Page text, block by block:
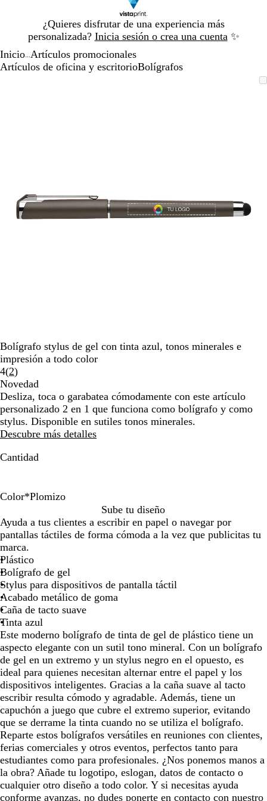
¿Quieres disfrutar de una experiencia más
personalizada? Inicia sesión o crea una cuenta ✨
1
Inicio Artículos promocionales
Artículos de oficina y escritorioBolígrafos
alejar
y
Bolígrafo stylus de gel con tinta azul, tonos minerales e
impresión a todo color
4(2Leer
2
reseñas
)
Novedad
Desliza, toca o garabatea cómodamente con este artículo
personalizado 2 en 1 que funciona como bolígrafo y como
stylus. Disponible en sutiles tonos minerales.
Descubre más detalles
Cantidad
Color*Plomizo
l
a
t
e
a
d
o
o
r
a
d
o
l
o
m
i
z
o
r
o
r
o
s
a
d
o
Sube tu diseño
Ayuda a tus clientes a escribir en papel o navegar por
pantallas táctiles de forma cómoda a la vez que publicitas tu
marca.
Plástico
Bolígrafo de gel
Stylus para dispositivos de pantalla táctil
Acabado metálico de goma
Caña de tacto suave
Tinta azul
Este moderno bolígrafo de tinta de gel de plástico tiene un
aspecto elegante con un sutil tono mineral. Con un bolígrafo
de gel en un extremo y un stylus negro en el opuesto, es
ideal para quienes necesitan alternar entre el papel y los
dispositivos inteligentes. Gracias a la caña suave al tacto
escribir resulta cómodo y agradable. Además, tiene un
capuchón a juego que cubre el extremo superior, evitando
que se derrame la tinta cuando no se utiliza el bolígrafo.
Reparte estos bolígrafos versátiles en reuniones con clientes,
ferias comerciales y otros eventos, perfectos tanto para
estudiantes como para profesionales. ¿Nos ponemos manos a
la obra? Añade tu logotipo, eslogan, datos de contacto o
cualquier otro diseño a todo color. Y si necesitas ayuda
conforme avanzas, no dudes ponerte en contacto con nuestro